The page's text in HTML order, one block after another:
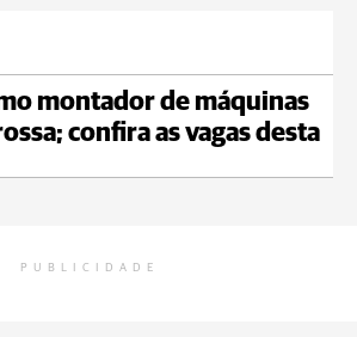
montador de máquinas
confira as vagas desta
PUBLICIDADE